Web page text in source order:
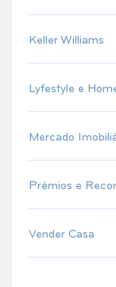
Keller Williams
Lyfestyle e
Mercado
Prémios e
Vender Casa